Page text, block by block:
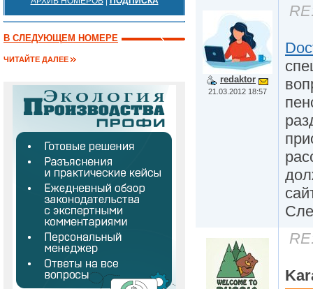
В СЛЕДУЮЩЕМ НОМЕРЕ
ЧИТАЙТЕ ДАЛЕЕ
redaktor
21.03.2012 18:57